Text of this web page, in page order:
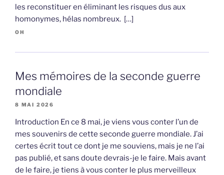
les reconstituer en éliminant les risques dus aux
homonymes, hélas nombreux. […]
OH
Mes mémoires de la seconde guerre
mondiale
8 MAI 2026
Introduction En ce 8 mai, je viens vous conter l’un de
mes souvenirs de cette seconde guerre mondiale. J’ai
certes écrit tout ce dont je me souviens, mais je ne l’ai
pas publié, et sans doute devrais-je le faire. Mais avant
de le faire, je tiens à vous conter le plus merveilleux